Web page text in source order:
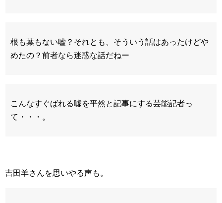
根も葉もない嘘？それとも、そういう話はあったけどや
めたの？前者なら迷惑な話だねー
こんなすぐばれる嘘を平然と記事にする芸能記者っ
て・・・。
吉田羊さんを思いやる声も。